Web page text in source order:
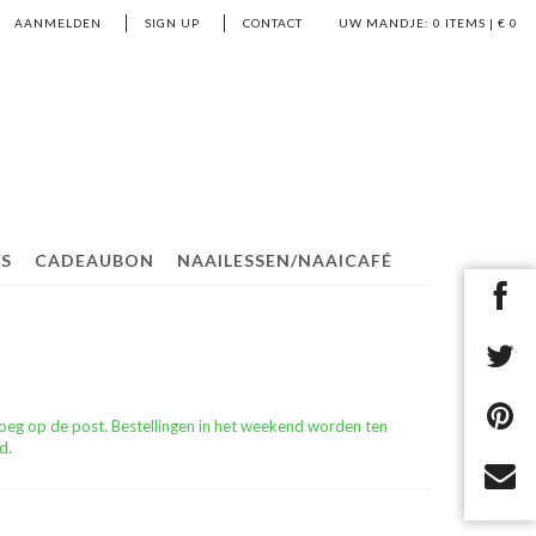
UW MANDJE: 0 ITEMS | € 0
AANMELDEN SIGN UP CONTACT
CADEAUBON NAAILESSEN/NAAICAFÉ
op de post. Bestellingen in het weekend worden ten